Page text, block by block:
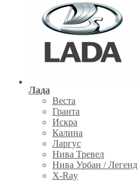
Лада
Веста
Гранта
Искра
Калина
Ларгус
Нива Тревел
Нива Урбан / Легенд
X-Ray